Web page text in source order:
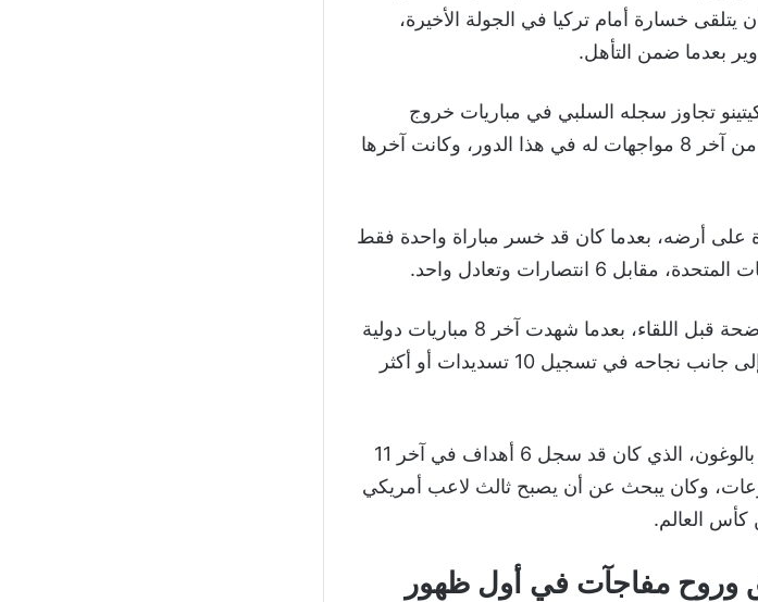
يتلقى خسارة أمام تركيا في الجولة الأخيرة،
بعدما ضمن التأهل.
تجاوز سجله السلبي في مباريات خروج
المغلوب بكأس العالم، بعدما كان قد خسر 7 من آخر 8 مواجهات له في هذا الدور، وكانت آخرها
على أرضه، بعدما كان قد خسر مباراة واحدة فقط
كما امتلك المنتخب الأمريكي قوة هجومية واضحة قبل اللقاء، بعدما شهدت آخر 8 مباريات دولية
له معدلًا بلغ 4.4 هدف في المباراة الواحدة، إلى جانب نجاحه في تسجيل 10 تسديدات أو أكثر
واعتمد المنتخب الأمريكي على تألق فولارين بالوغون، الذي كان قد سجل 6 أهداف في آخر 11
وكان يبحث عن أن يصبح ثالث لاعب أمريكي
وروح مفاجآت في أول ظهور